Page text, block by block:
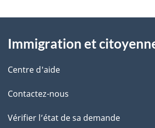
t
r
e
r
t
r
i
l
s
d
propos
de
ce
site
Immigration et
Centre d'aide
Contactez-nous
Vérifier l’état de sa demande